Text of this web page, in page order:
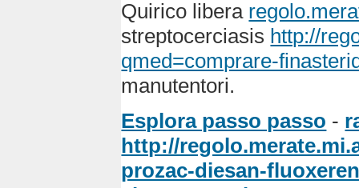
Quirico libera
streptocerciasis http://
qmed=comprare-
manutentori.
Esplora passo passo -
http://
prozac-diesan-